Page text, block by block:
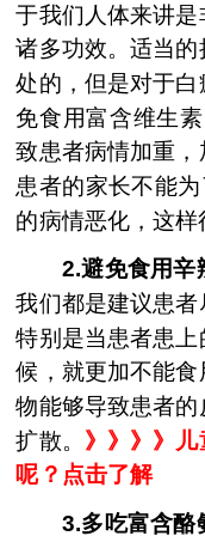
于我们人体来讲
诸多功效。适当
处的，但是对于
免食用富含维生
致患者病情加重
患者的家长不能
的病情恶化，这样
2.避免食用辛
我们都是建议患者
特别是当患者患
候，就更加不能
物能够导致患者
扩散。 》》》》
呢？点击了解
3.多吃富含酪